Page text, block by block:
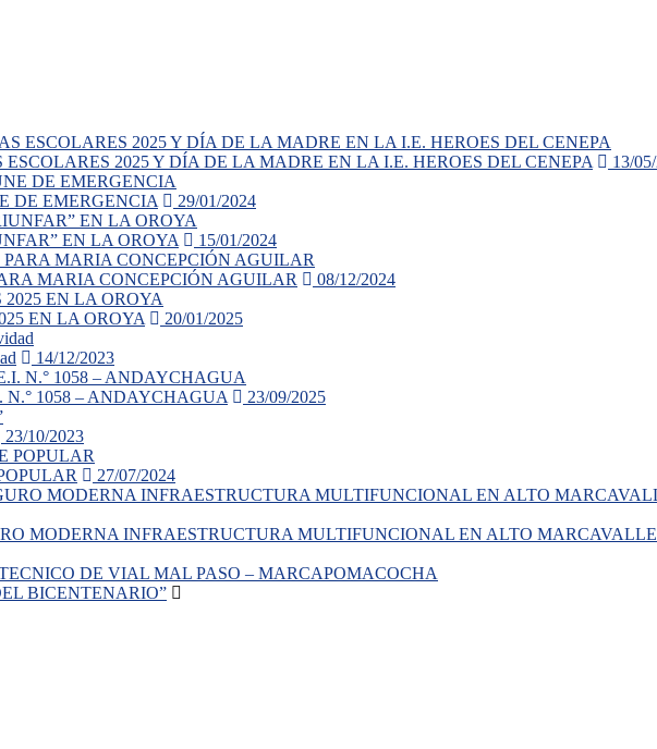
2025 Y DÍA DE LA MADRE EN LA I.E. HEROES DEL CENEPA 13/
DE EMERGENCIA 29/01/2024
EN LA OROYA 15/01/2024
MARIA CONCEPCIÓN AGUILAR 08/12/2024
EN LA OROYA 20/01/2025
14/12/2023
N.° 1058 – ANDAYCHAGUA 23/09/2025
23/10/2023
27/07/2024
MODERNA INFRAESTRUCTURA MULTIFUNCIONAL EN ALTO
DE VIAL MAL PASO – MARCAPOMACOCHA
BICENTENARIO”